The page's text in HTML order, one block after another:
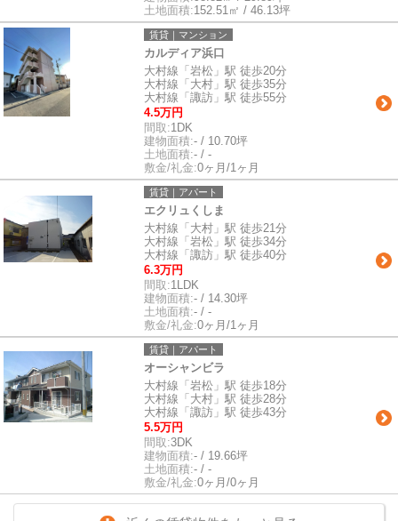
土地面積:152.51㎡ / 46.13坪
賃貸｜マンション
カルディア浜口
大村線「岩松」駅 徒歩20分
大村線「大村」駅 徒歩35分
大村線「諏訪」駅 徒歩55分
4.5万円
間取:1DK
建物面積:- / 10.70坪
土地面積:- / -
敷金/礼金:0ヶ月/1ヶ月
賃貸｜アパート
エクリュくしま
大村線「大村」駅 徒歩21分
大村線「岩松」駅 徒歩34分
大村線「諏訪」駅 徒歩40分
6.3万円
間取:1LDK
建物面積:- / 14.30坪
土地面積:- / -
敷金/礼金:0ヶ月/1ヶ月
賃貸｜アパート
オーシャンビラ
大村線「岩松」駅 徒歩18分
大村線「大村」駅 徒歩28分
大村線「諏訪」駅 徒歩43分
5.5万円
間取:3DK
建物面積:- / 19.66坪
土地面積:- / -
敷金/礼金:0ヶ月/0ヶ月